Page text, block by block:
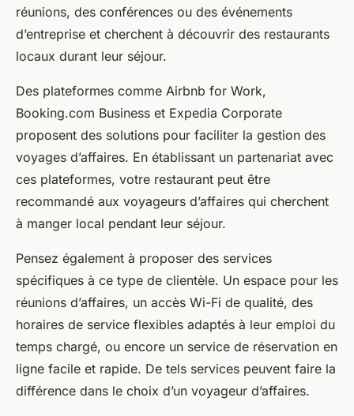
réunions, des conférences ou des événements
d’entreprise et cherchent à découvrir des restaurants
locaux durant leur séjour.
Des plateformes comme Airbnb for Work,
Booking.com Business et Expedia Corporate
proposent des solutions pour faciliter la gestion des
voyages d’affaires. En établissant un partenariat avec
ces plateformes, votre restaurant peut être
recommandé aux voyageurs d’affaires qui cherchent
à manger local pendant leur séjour.
Pensez également à proposer des services
spécifiques à ce type de clientèle. Un espace pour les
réunions d’affaires, un accès Wi-Fi de qualité, des
horaires de service flexibles adaptés à leur emploi du
temps chargé, ou encore un service de réservation en
ligne facile et rapide. De tels services peuvent faire la
différence dans le choix d’un voyageur d’affaires.